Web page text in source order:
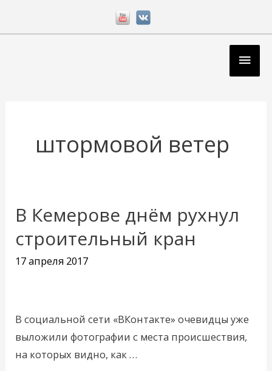
штормовой ветер
В Кемерове днём рухнул
строительный кран
17 апреля 2017
В социальной сети «ВКонтакте» очевидцы уже
выложили фотографии с места происшествия,
на которых видно, как …
В
днём
рухнул